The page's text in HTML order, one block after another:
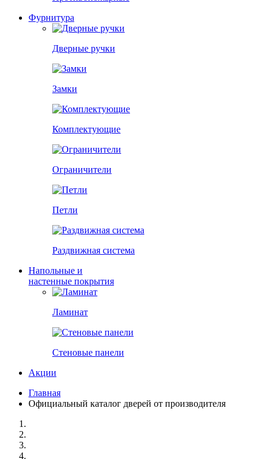
Фурнитура
Дверные ручки
Замки
Комплектующие
Ограничители
Петли
Раздвижная система
Напольные и
настенные покрытия
Ламинат
Стеновые панели
Акции
Главная
Официальный каталог дверей от производителя